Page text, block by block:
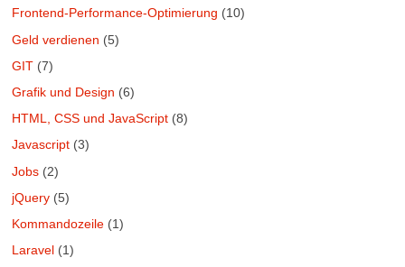
Frontend-Performance-Optimierung (10)
Geld verdienen (5)
GIT (7)
Grafik und Design (6)
HTML, CSS und JavaScript (8)
Javascript (3)
Jobs (2)
jQuery (5)
Kommandozeile (1)
Laravel (1)